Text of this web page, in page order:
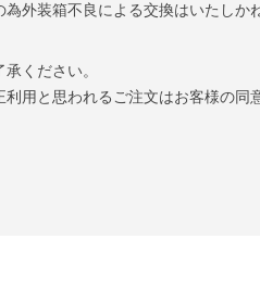
外装箱不良による交換はいたしか
ください。
用と思われるご注文はお客様の同